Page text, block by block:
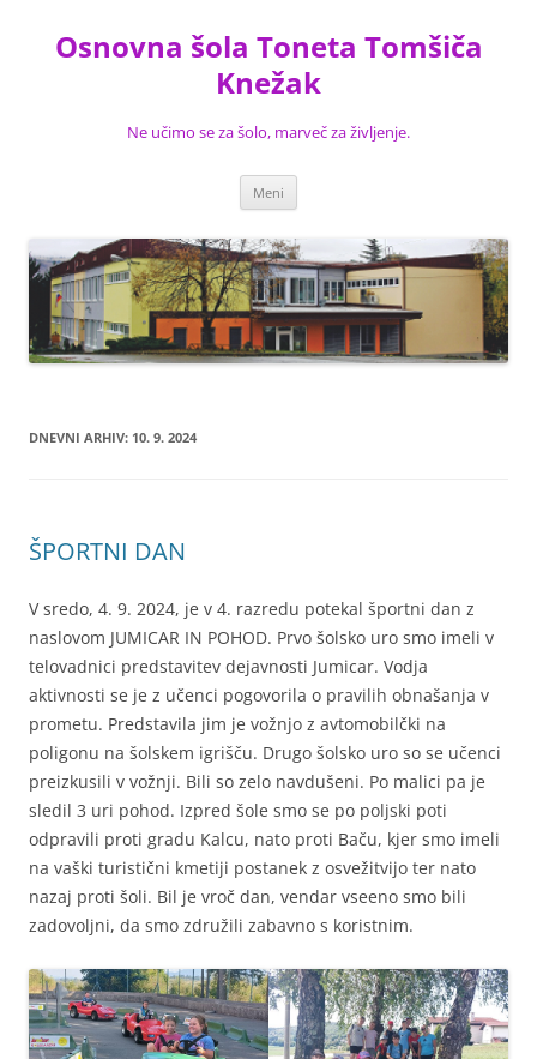
vsebino
Osnovna šola Toneta Tomšiča
Knežak
Ne učimo se za šolo, marveč za življenje.
Meni
DNEVNI ARHIV: 10. 9. 2024
ŠPORTNI DAN
V sredo, 4. 9. 2024, je v 4. razredu potekal športni dan z
naslovom JUMICAR IN POHOD. Prvo šolsko uro smo imeli v
telovadnici predstavitev dejavnosti Jumicar. Vodja
aktivnosti se je z učenci pogovorila o pravilih obnašanja v
prometu. Predstavila jim je vožnjo z avtomobilčki na
poligonu na šolskem igrišču. Drugo šolsko uro so se učenci
preizkusili v vožnji. Bili so zelo navdušeni. Po malici pa je
sledil 3 uri pohod. Izpred šole smo se po poljski poti
odpravili proti gradu Kalcu, nato proti Baču, kjer smo imeli
na vaški turistični kmetiji postanek z osvežitvijo ter nato
nazaj proti šoli. Bil je vroč dan, vendar vseeno smo bili
zadovoljni, da smo združili zabavno s koristnim.